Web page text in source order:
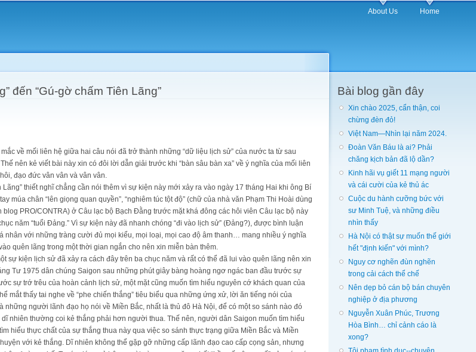
About Us Home
đến “Gú-gờ chấm Tiên Lãng”
về mối liên hệ giữa hai câu nói đã trở thành những “dữ liệu lịch sử” của nước ta từ sau
nên kẻ viết bài này xin có đôi lời dẫn giải trước khi “bàn sâu bàn xa” về ý nghĩa của mối liên
đạo đức vân vân và vân vân.
thiết nghĩ chẳng cần nói thêm vì sự kiện này mới xảy ra vào ngày 17 tháng Hai khi ông Bí
múa chân “lên giọng quan quyền”, “nghiêm túc tột độ” (chữ của nhà văn Phạm Thi Hoài dùng
blog PRO/CONTRA) ở Câu lạc bộ Bạch Đằng trước mặt khá đông các hôi viên Câu lạc bộ này
năm “tuổi Đảng.” Vì sự kiện này đã nhanh chóng “đi vào lịch sử” (Đảng?), được bình luận
nhân với những tràng cười đủ mọi kiểu, mọi loại, mọi cao độ âm thanh… mang nhiều ý nghĩa
quên lãng trong một thời gian ngắn cho nên xin miễn bàn thêm.
sự kiện lịch sử đã xảy ra cách đây trên ba chục năm và rất có thể đã lui vào quên lãng nên xin
Tư 1975 dân chúng Saigon sau những phút giây bàng hoàng ngơ ngác ban đầu trước sự
sự trớ trêu của hoàn cảnh lịch sử, một mặt cũng muốn tìm hiểu nguyên cớ khách quan của
mắt thấy tai nghe về “phe chiến thắng” tiêu biểu qua những ứng xử, lời ăn tiếng nói của
những người lãnh đạo họ nói về Miền Bắc, nhất là thủ đô Hà Nội, để có một so sánh nào đó
nhiên thường coi kẻ thắng phải hơn người thua. Thế nên, người dân Saigon muốn tìm hiểu
hiểu thực chất của sự thắng thua này qua việc so sánh thực trạng giữa Miền Bắc và Miền
với kẻ thắng. Dĩ nhiên không thể gặp gỡ những cấp lãnh đạo cao cấp cọng sản, nhưng
Bài blog gần đây
Xin chào 2025, cẩn thận, coi
chừng đèn đỏ!
Việt Nam—Nhìn lại năm 2024.
Đoàn Văn Báu là ai? Phải
chăng kịch bản đã lộ dần?
Kinh hãi vụ giết 11 mạng người
và cái cười của kẻ thủ ác
Cuộc du hành cưỡng bức với
sư Minh Tuệ, và những điều
nhìn thấy
Hà Nội có thật sự muốn thế giới
hết "định kiến" với mình?
Nguy cơ nghẽn đùn nghẽn
trong cải cách thể chế
Nên dẹp bỏ cán bộ bán chuyên
nghiệp ở địa phương
Nguyễn Xuân Phúc, Trương
Hòa Bình… chỉ cảnh cáo là
xong?